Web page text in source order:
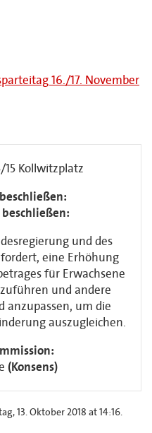
16./17. November
15 Kollwitzplatz
und des
eine Erhöhung
für Erwachsene
und andere
anzupassen, um die
auszugleichen.
(Konsens)
13. Oktober 2018 at 14:16.